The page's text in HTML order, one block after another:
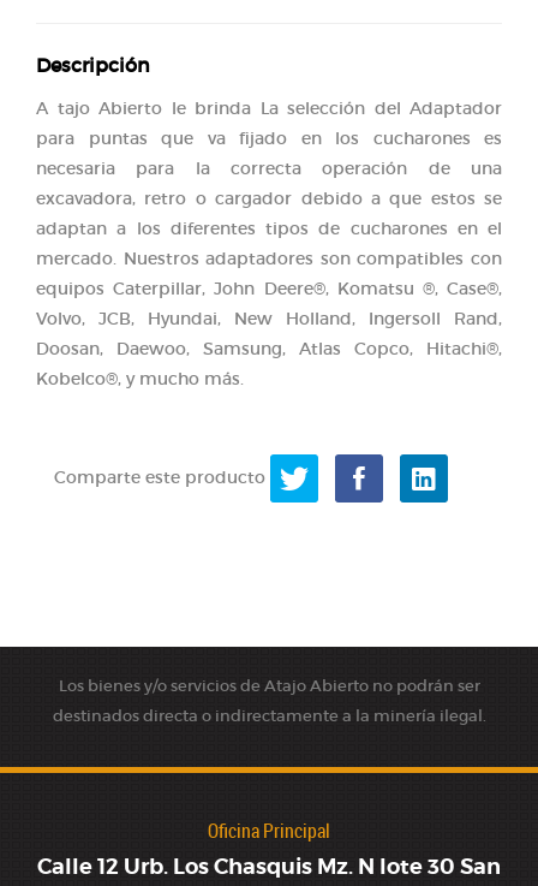
Descripción
A tajo Abierto le brinda La selección del Adaptador
para puntas que va fijado en los cucharones es
necesaria para la correcta operación de una
excavadora, retro o cargador debido a que estos se
adaptan a los diferentes tipos de cucharones en el
mercado. Nuestros adaptadores son compatibles con
equipos Caterpillar, John Deere®, Komatsu ®, Case®,
Volvo, JCB, Hyundai, New Holland, Ingersoll Rand,
Doosan, Daewoo, Samsung, Atlas Copco, Hitachi®,
Kobelco®, y mucho más.
Comparte este producto
Los bienes y/o servicios de Atajo Abierto no podrán ser
destinados directa o indirectamente a la minería ilegal.
Oficina Principal
Calle 12 Urb. Los Chasquis Mz. N lote 30 San